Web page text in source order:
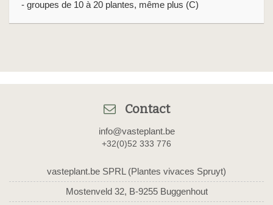
- groupes de 10 à 20 plantes, même plus (C)
Contact
info@vasteplant.be
+32(0)52 333 776
vasteplant.be SPRL (Plantes vivaces Spruyt)
Mostenveld 32, B-9255 Buggenhout